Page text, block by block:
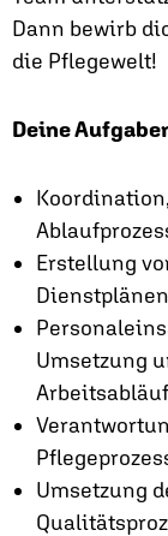
Dann bewirb
die Pflegewelt!
Deine
Erstellung
Dienstplänen
Umsetzung
Umsetzung